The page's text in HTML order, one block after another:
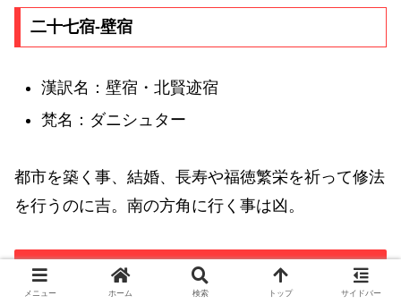
二十七宿-壁宿
漢訳名：壁宿・北賢迹宿
梵名：ダニシュター
都市を築く事、結婚、長寿や福徳繁栄を祈って修法
を行うのに吉。南の方角に行く事は凶。
1940年1月12日生れの六曜と十二直
メニュー ホーム 検索 トップ サイドバー